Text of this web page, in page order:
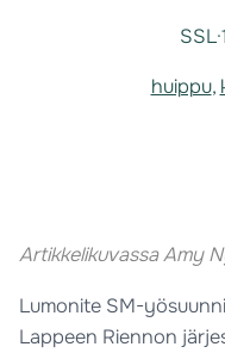
SSL·
huippu,
Artikkelikuvassa Amy
Lumonite SM-
Lappeen Riennon